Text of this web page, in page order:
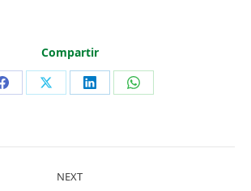
Compartir
Share
Facebook
Share
X
Share
LinkedIn
Share
WhatsApp
NEXT